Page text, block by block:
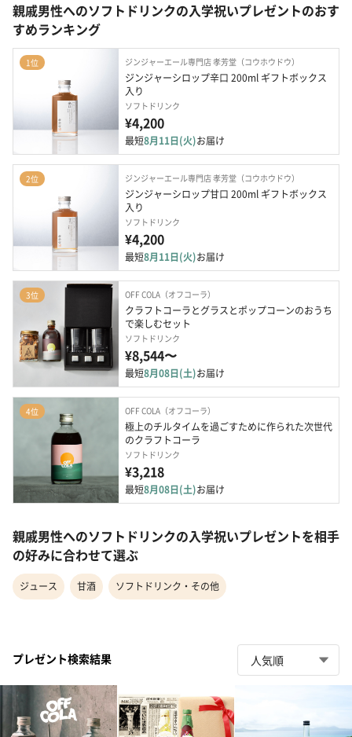
親戚男性へのソフトドリンクの入学祝いプレゼントのおす
すめランキング
1位 ジンジャーエール専門店 孝芳堂（コウホウドウ）
ジンジャーシロップ辛口 200ml ギフトボックス
入り
ソフトドリンク
¥4,200
最短8月11日(火)お届け
2位 ジンジャーエール専門店 孝芳堂（コウホウドウ）
ジンジャーシロップ甘口 200ml ギフトボックス
入り
ソフトドリンク
¥4,200
最短8月11日(火)お届け
3位 OFF COLA（オフコーラ）
クラフトコーラとグラスとポップコーンのおうち
で楽しむセット
ソフトドリンク
¥8,544〜
最短8月08日(土)お届け
4位 OFF COLA（オフコーラ）
極上のチルタイムを過ごすために作られた次世代
のクラフトコーラ
ソフトドリンク
¥3,218
最短8月08日(土)お届け
親戚男性へのソフトドリンクの入学祝いプレゼントを相手
の好みに合わせて選ぶ
ジュース 甘酒 ソフトドリンク・その他
プレゼント検索結果